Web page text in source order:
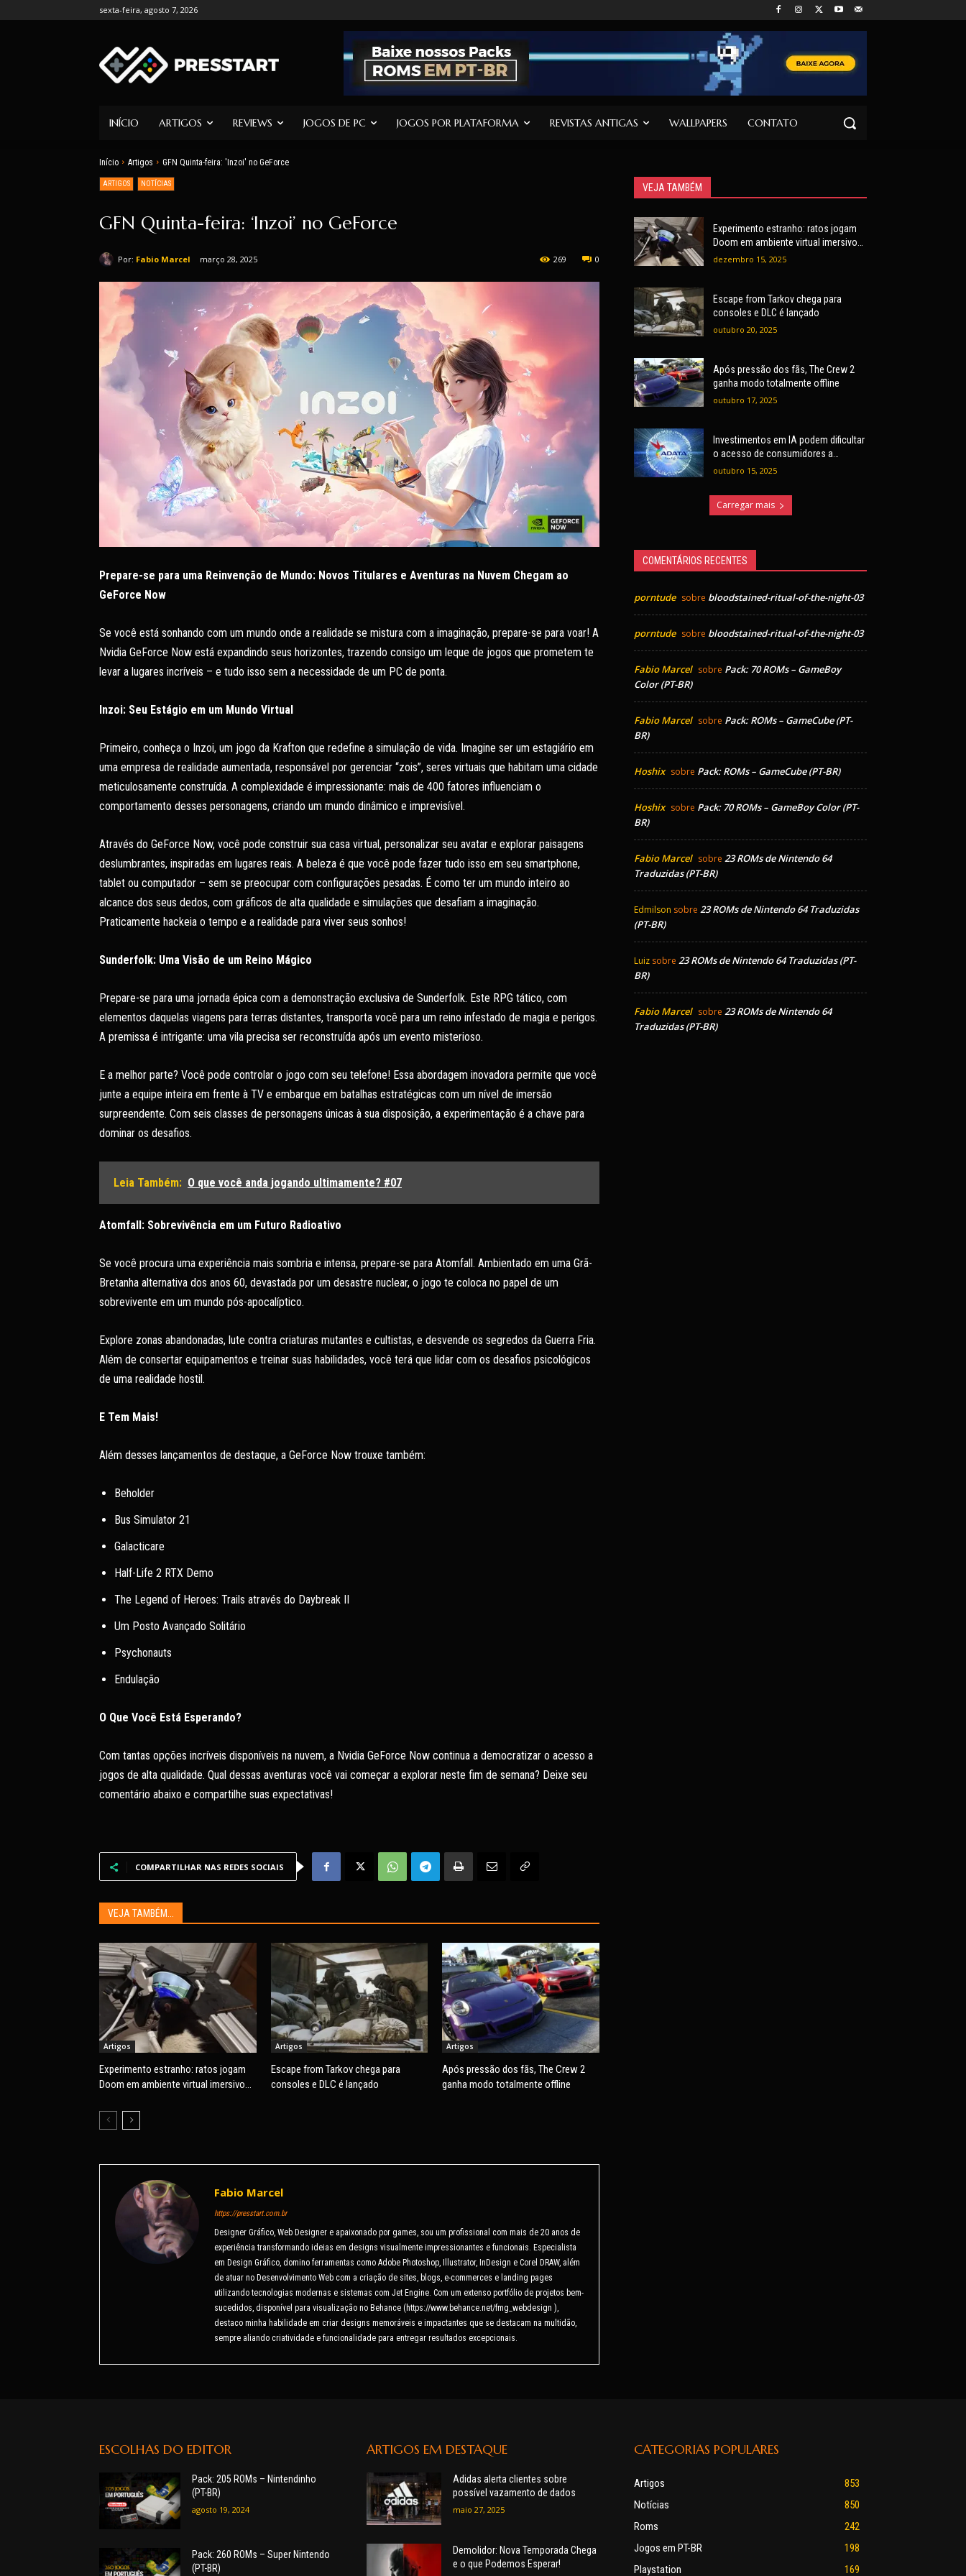
sexta-feira, agosto 7, 2026
INÍCIO ARTIGOS REVIEWS JOGOS DE PC JOGOS POR PLATAFORMA REVISTAS ANTIGAS WALLPAPERS CONTATO
Início Artigos GFN Quinta-feira: 'Inzoi' no GeForce
ARTIGOS NOTÍCIAS
GFN Quinta-feira: ‘Inzoi’ no GeForce
Por: Fabio Marcel março 28, 2025 0
269
Prepare-se para uma Reinvenção de Mundo: Novos Titulares e Aventuras na Nuvem Chegam ao
GeForce Now
Se você está sonhando com um mundo onde a realidade se mistura com a imaginação, prepare-se para voar! A
Nvidia GeForce Now está expandindo seus horizontes, trazendo consigo um leque de jogos que prometem te
levar a lugares incríveis – e tudo isso sem a necessidade de um PC de ponta.
Inzoi: Seu Estágio em um Mundo Virtual
Primeiro, conheça o Inzoi, um jogo da Krafton que redefine a simulação de vida. Imagine ser um estagiário em
uma empresa de realidade aumentada, responsável por gerenciar “zois”, seres virtuais que habitam uma cidade
meticulosamente construída. A complexidade é impressionante: mais de 400 fatores influenciam o
comportamento desses personagens, criando um mundo dinâmico e imprevisível.
Através do GeForce Now, você pode construir sua casa virtual, personalizar seu avatar e explorar paisagens
deslumbrantes, inspiradas em lugares reais. A beleza é que você pode fazer tudo isso em seu smartphone,
tablet ou computador – sem se preocupar com configurações pesadas. É como ter um mundo inteiro ao
alcance dos seus dedos, com gráficos de alta qualidade e simulações que desafiam a imaginação.
Praticamente hackeia o tempo e a realidade para viver seus sonhos!
Sunderfolk: Uma Visão de um Reino Mágico
Prepare-se para uma jornada épica com a demonstração exclusiva de Sunderfolk. Este RPG tático, com
elementos daquelas viagens para terras distantes, transporta você para um reino infestado de magia e perigos.
A premissa é intrigante: uma vila precisa ser reconstruída após um evento misterioso.
E a melhor parte? Você pode controlar o jogo com seu telefone! Essa abordagem inovadora permite que você
junte a equipe inteira em frente à TV e embarque em batalhas estratégicas com um nível de imersão
surpreendente. Com seis classes de personagens únicas à sua disposição, a experimentação é a chave para
dominar os desafios.
Leia Também: O que você anda jogando ultimamente? #07
Atomfall: Sobrevivência em um Futuro Radioativo
Se você procura uma experiência mais sombria e intensa, prepare-se para Atomfall. Ambientado em uma Grã-
Bretanha alternativa dos anos 60, devastada por um desastre nuclear, o jogo te coloca no papel de um
sobrevivente em um mundo pós-apocalíptico.
Explore zonas abandonadas, lute contra criaturas mutantes e cultistas, e desvende os segredos da Guerra Fria.
Além de consertar equipamentos e treinar suas habilidades, você terá que lidar com os desafios psicológicos
de uma realidade hostil.
E Tem Mais!
Além desses lançamentos de destaque, a GeForce Now trouxe também:
Beholder
Bus Simulator 21
Galacticare
Half-Life 2 RTX Demo
The Legend of Heroes: Trails através do Daybreak II
Um Posto Avançado Solitário
Psychonauts
Endulação
O Que Você Está Esperando?
Com tantas opções incríveis disponíveis na nuvem, a Nvidia GeForce Now continua a democratizar o acesso a
jogos de alta qualidade. Qual dessas aventuras você vai começar a explorar neste fim de semana? Deixe seu
comentário abaixo e compartilhe suas expectativas!
COMPARTILHAR NAS REDES SOCIAIS
VEJA TAMBÉM...
Artigos
Experimento estranho: ratos jogam
Doom em ambiente virtual imersivo
Artigos
Escape from Tarkov chega para
consoles e DLC é lançado
Artigos
Após pressão dos fãs, The Crew 2
ganha modo totalmente offline
Fabio Marcel
https://presstart.com.br
Designer Gráfico, Web Designer e apaixonado por games, sou um profissional com mais de 20 anos de
experiência transformando ideias em designs visualmente impressionantes e funcionais. Especialista
em Design Gráfico, domino ferramentas como Adobe Photoshop, Illustrator, InDesign e Corel DRAW, além
de atuar no Desenvolvimento Web com a criação de sites, blogs, e-commerces e landing pages
utilizando tecnologias modernas e sistemas com Jet Engine. Com um extenso portfólio de projetos bem-
sucedidos, disponível para visualização no Behance (https://www.behance.net/fmg_webdesign ),
destaco minha habilidade em criar designs memoráveis e impactantes que se destacam na multidão,
sempre aliando criatividade e funcionalidade para entregar resultados excepcionais.
VEJA TAMBÉM
Experimento estranho: ratos jogam
Doom em ambiente virtual imersivo
com mira e tiros
dezembro 15, 2025
Escape from Tarkov chega para
consoles e DLC é lançado
outubro 20, 2025
Após pressão dos fãs, The Crew 2
ganha modo totalmente offline
outubro 17, 2025
Investimentos em IA podem dificultar
o acesso de consumidores a
hardware, alerta ADATA
outubro 15, 2025
Carregar mais
COMENTÁRIOS RECENTES
porntude sobre bloodstained-ritual-of-the-night-03
porntude sobre bloodstained-ritual-of-the-night-03
Fabio Marcel sobre Pack: 70 ROMs – GameBoy
Color (PT-BR)
Fabio Marcel sobre Pack: ROMs – GameCube (PT-
BR)
Hoshix sobre Pack: ROMs – GameCube (PT-BR)
Hoshix sobre Pack: 70 ROMs – GameBoy Color (PT-
BR)
Fabio Marcel sobre 23 ROMs de Nintendo 64
Traduzidas (PT-BR)
Edmilson sobre 23 ROMs de Nintendo 64 Traduzidas
(PT-BR)
Luiz sobre 23 ROMs de Nintendo 64 Traduzidas (PT-
BR)
Fabio Marcel sobre 23 ROMs de Nintendo 64
Traduzidas (PT-BR)
ESCOLHAS DO EDITOR
Pack: 205 ROMs – Nintendinho
(PT-BR)
agosto 19, 2024
Pack: 260 ROMs – Super Nintendo
(PT-BR)
ARTIGOS EM DESTAQUE
Adidas alerta clientes sobre
possível vazamento de dados
maio 27, 2025
Demolidor: Nova Temporada Chega
e o que Podemos Esperar!
CATEGORIAS POPULARES
Artigos
853
Notícias
850
Roms
242
Jogos em PT-BR
198
Playstation
169